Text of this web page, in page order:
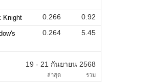
Knight 0.266
0.92
0.264 5.45
19 - 21 กันยายน 2568
ล่าสุด รวม